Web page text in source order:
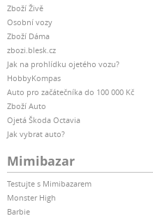
Zboží Živě
Osobní vozy
Zboží Dáma
zbozi.blesk.cz
Jak na prohlídku ojetého vozu?
HobbyKompas
Auto pro začátečníka do 100 000 Kč
Zboží Auto
Ojetá Škoda Octavia
Jak vybrat auto?
Mimibazar
Testujte s Mimibazarem
Monster High
Barbie